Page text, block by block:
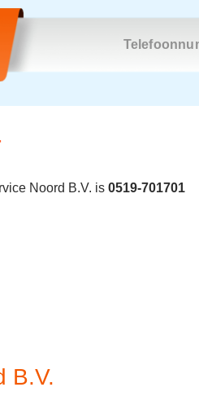
Noord B.V. is 0519-701701
B.V.